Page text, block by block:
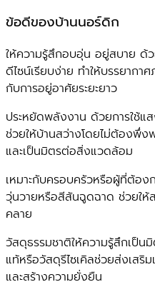
ข้อดีของบ้านนอร์ดิก
ให้ความรู้สึกอบอุ่น อยู่สบาย ด้
ดีไซน์เรียบง่าย ทำให้บรรยากา
กับการอยู่อาศัยระยะยาว
ประหยัดพลังงาน ด้วยการใช้แ
ช่วยให้บ้านสว่างโดยไม่ต้องพึ่ง
และเป็นมิตรต่อสิ่งแวดล้อม
เหมาะกับครอบครัวหรือผู้ที่ต้อง
วุ่นวายหรือสีสันฉูดฉาด ช่วยให้
คลาย
วัสดุธรรมชาติให้ความรู้สึกเป็น
แท้หรือวัสดุรีไซเคิลช่วยส่งเสริ
และสร้างความยั่งยืน